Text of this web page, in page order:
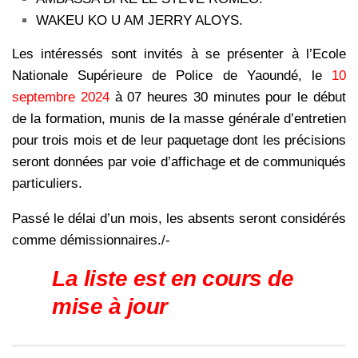
WAKEU KO U AM JERRY ALOYS.
Les intéressés sont invités à se présenter à l’Ecole
Nationale Supérieure de Police de Yaoundé, le 10
septembre 2024à 07 heures 30 minutes pour le début
de la formation, munis de Ia masse générale d’entretien
pour trois mois et de leur paquetage dont les précisions
seront données par voie d’affichage et de communiqués
particuliers.
Passé le délai d’un mois, les absents seront considérés
comme démissionnaires./-
La liste est en cours de
mise à jour